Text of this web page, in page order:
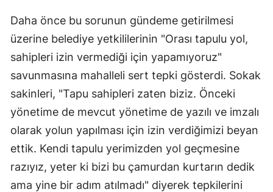
Daha önce bu sorunun gündeme getirilmesi
üzerine belediye yetkililerinin "Orası tapulu yol,
sahipleri izin vermediği için yapamıyoruz"
savunmasına mahalleli sert tepki gösterdi. Sokak
sakinleri, "Tapu sahipleri zaten biziz. Önceki
yönetime de mevcut yönetime de yazılı ve imzalı
olarak yolun yapılması için izin verdiğimizi beyan
ettik. Kendi tapulu yerimizden yol geçmesine
razıyız, yeter ki bizi bu çamurdan kurtarın dedik
ama yine bir adım atılmadı" diyerek tepkilerini